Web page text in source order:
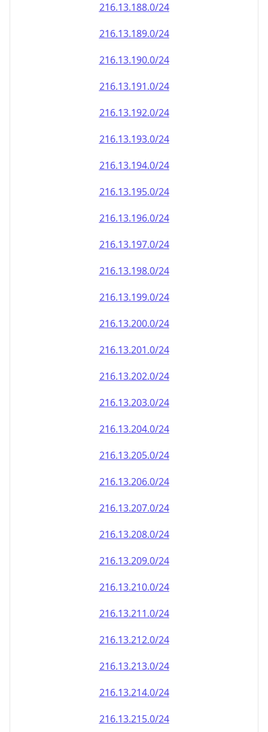
216.13.188.0/24
216.13.189.0/24
216.13.190.0/24
216.13.191.0/24
216.13.192.0/24
216.13.193.0/24
216.13.194.0/24
216.13.195.0/24
216.13.196.0/24
216.13.197.0/24
216.13.198.0/24
216.13.199.0/24
216.13.200.0/24
216.13.201.0/24
216.13.202.0/24
216.13.203.0/24
216.13.204.0/24
216.13.205.0/24
216.13.206.0/24
216.13.207.0/24
216.13.208.0/24
216.13.209.0/24
216.13.210.0/24
216.13.211.0/24
216.13.212.0/24
216.13.213.0/24
216.13.214.0/24
216.13.215.0/24